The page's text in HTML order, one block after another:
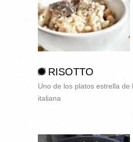
RISOTTO
Uno de los platos estrella de
italiana